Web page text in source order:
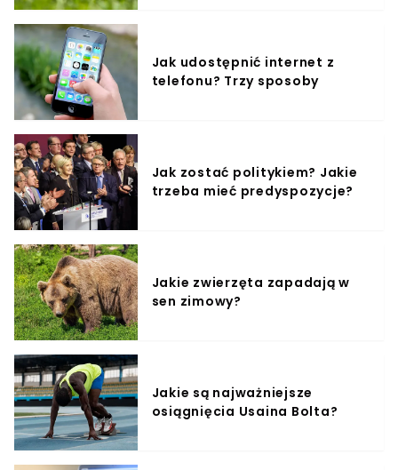
Jak udostępnić internet z
telefonu? Trzy sposoby
Jak zostać politykiem? Jakie
trzeba mieć predyspozycje?
Jakie zwierzęta zapadają w
sen zimowy?
Jakie są najważniejsze
osiągnięcia Usaina Bolta?